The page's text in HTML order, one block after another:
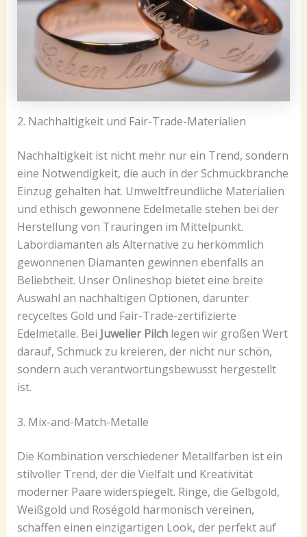
2. Nachhaltigkeit und Fair-Trade-Materialien
Nachhaltigkeit ist nicht mehr nur ein Trend, sondern
eine Notwendigkeit, die auch in der Schmuckbranche
Einzug gehalten hat. Umweltfreundliche Materialien
und ethisch gewonnene Edelmetalle stehen bei der
Herstellung von Trauringen im Mittelpunkt.
Labordiamanten als Alternative zu herkömmlich
gewonnenen Diamanten gewinnen ebenfalls an
Beliebtheit. Unser Onlineshop bietet eine breite
Auswahl an nachhaltigen Optionen, darunter
recyceltes Gold und Fair-Trade-zertifizierte
Edelmetalle. Bei Juwelier Pilchlegen wir großen Wert
darauf, Schmuck zu kreieren, der nicht nur schön,
sondern auch verantwortungsbewusst hergestellt
ist.
3. Mix-and-Match-Metalle
Die Kombination verschiedener Metallfarben ist ein
stilvoller Trend, der die Vielfalt und Kreativität
moderner Paare widerspiegelt. Ringe, die Gelbgold,
Weißgold und Roségold harmonisch vereinen,
schaffen einen einzigartigen Look, der perfekt auf